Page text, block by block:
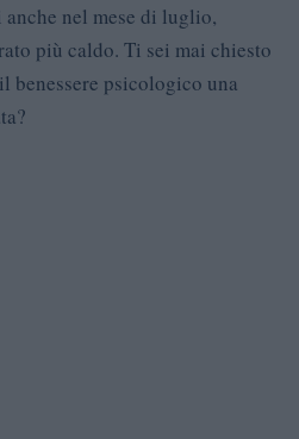
nel mese di luglio,
più caldo. Ti sei mai chiesto
benessere psicologico una